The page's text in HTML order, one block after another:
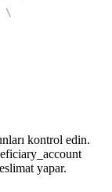
\
kontrol edin.
yapar.